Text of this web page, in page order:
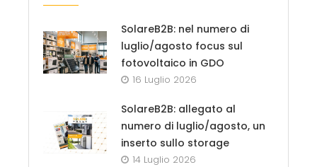
SolareB2B: nel numero di
luglio/agosto focus sul
fotovoltaico in GDO
16 Luglio 2026
SolareB2B: allegato al
numero di luglio/agosto, un
inserto sullo storage
14 Luglio 2026